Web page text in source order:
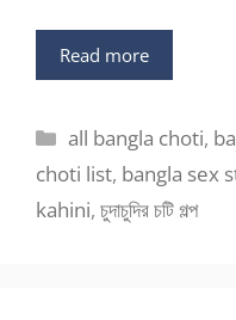
Read more
Categories
all bangla choti,
choti list, bangla sex
kahini, চুদাচুদির চটি গল্প